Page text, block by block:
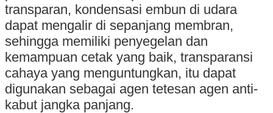
transparan, kondensasi embun di udara
dapat mengalir di sepanjang membran,
sehingga memiliki penyegelan dan
kemampuan cetak yang baik, transparansi
cahaya yang menguntungkan, itu dapat
digunakan sebagai agen tetesan agen anti-
kabut jangka panjang.